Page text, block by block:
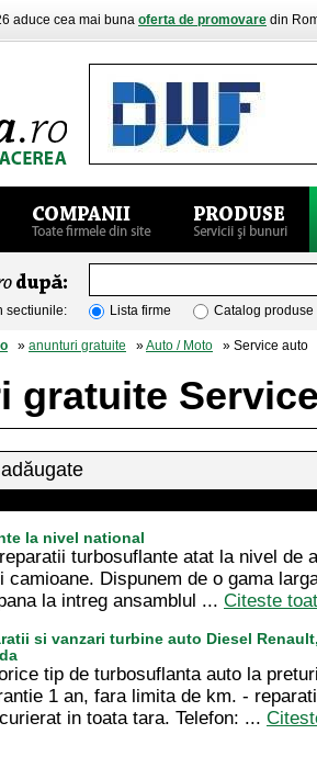
aduce cea mai buna oferta de promovare din
sectiunile: Lista firme Catalog produse
» anunturi gratuite »Auto / Moto » Service auto
gratuite
la nivel national
turbosuflante atat la nivel de
camioane. Dispunem de o gama
la intreg ansamblul ... Citeste
si vanzari turbine auto Diesel
tip de turbosuflanta auto la
1 an, fara limita de km. -
in toata tara. Telefon: ...